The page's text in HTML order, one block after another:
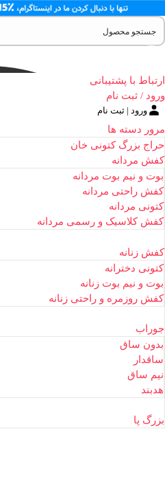
ارتباط با پشتیبانی
ورود / ثبت نام
ورود | ثبت نام
مرور دسته ها
حراج بزرگ کتونی خان
کفش مردانه
بوت و نیم بوت مردانه
کفش راحتی مردانه
کتونی مردانه
کفش کلاسیک و رسمی مردانه
کفش زنانه
کتونی دخترانه
بوت و نیم بوت زنانه
کفش روزمره و راحتی زنانه
جوراب
بدون ساق
ساقدار
نیم ساق
هدبند
بزرگ پا